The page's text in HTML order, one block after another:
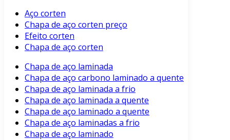
Aço corten
Chapa de aço corten preço
Efeito corten
Chapa de aço corten
Chapa de aço laminada
Chapa de aço carbono laminado a quente
Chapa de aço laminada a frio
Chapa de aço laminada a quente
Chapa de aço laminado a quente
Chapa de aço laminadas a frio
Chapa de aço laminado